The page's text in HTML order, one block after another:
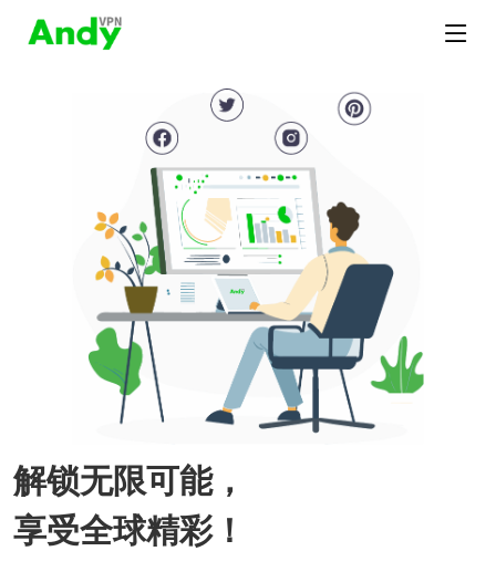
解锁无限可能，
享受全球精彩！